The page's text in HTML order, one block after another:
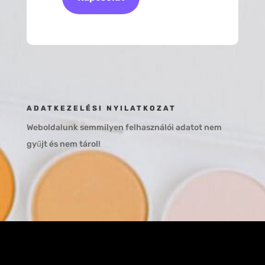
ADATKEZELÉSI NYILATKOZAT
Weboldalunk semmilyen felhasználói adatot nem
gyűjt és nem tárol!